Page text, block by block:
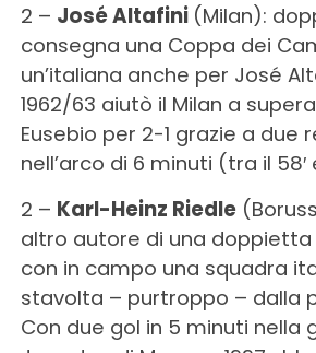
2 – José Altafini (Milan):
consegna una Coppa dei
un’italiana anche per José
1962/63 aiutò il Milan a
Eusebio per 2-1 grazie a due
nell’arco di 6 minuti (tra il 58′
2 – Karl-Heinz Riedle
altro autore di una doppietta
con in campo una squadra
stavolta – purtroppo – dalla
Con due gol in 5 minuti nella